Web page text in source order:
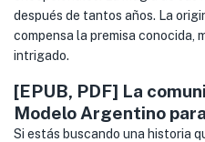
después de tantos años. La
compensa la premisa conocida,
intrigado.
[EPUB, PDF] La
Modelo Argentino
Si estás buscando una historia